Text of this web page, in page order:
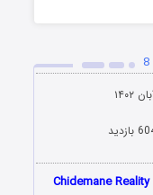
دانلود مسابقه چیدمانه فصل اول قسمت 8 Chidemane Reality